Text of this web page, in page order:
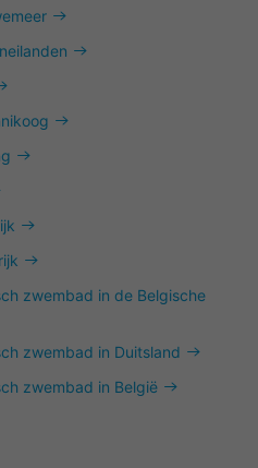
zwembad in de Belgische
zwembad in Duitsland
zwembad in België